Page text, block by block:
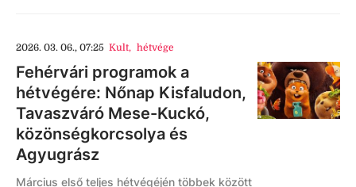
2026. 03. 06., 07:25 Kult, hétvége
Fehérvári programok a
hétvégére: Nőnap Kisfaludon,
Tavaszváró Mese-Kuckó,
közönségkorcsolya és
Agyugrász
Március első teljes hétvégéjén többek között